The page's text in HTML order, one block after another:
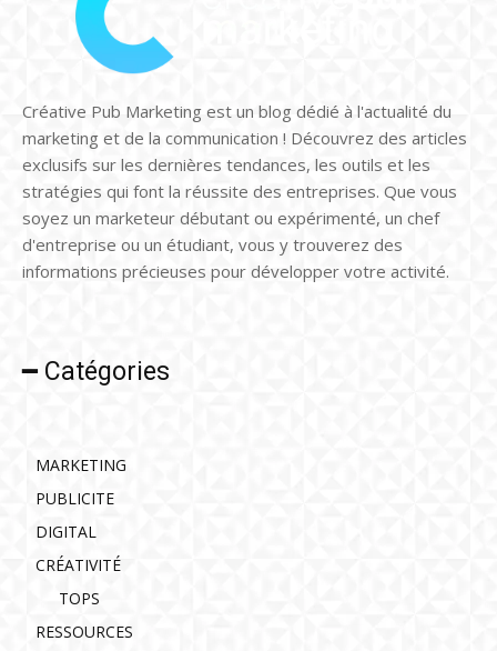
Créative Pub Marketing est un blog dédié à l'actualité du
marketing et de la communication ! Découvrez des articles
exclusifs sur les dernières tendances, les outils et les
stratégies qui font la réussite des entreprises. Que vous
soyez un marketeur débutant ou expérimenté, un chef
d'entreprise ou un étudiant, vous y trouverez des
informations précieuses pour développer votre activité.
━ Catégories
MARKETING
PUBLICITE
DIGITAL
CRÉATIVITÉ
TOPS
RESSOURCES